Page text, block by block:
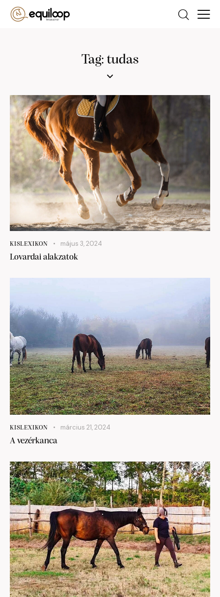
Tag: tudas
KISLEXIKON május 3, 2024
Lovardai alakzatok
KISLEXIKON március 21, 2024
A vezérkanca